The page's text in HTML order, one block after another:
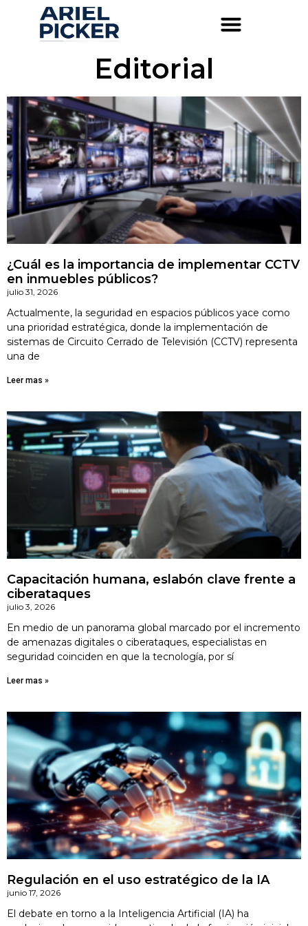
Editorial
¿Cuál es la importancia de implementar CCTV
en inmuebles públicos?
julio 31, 2026
Actualmente, la seguridad en espacios públicos yace como
una prioridad estratégica, donde la implementación de
sistemas de Circuito Cerrado de Televisión (CCTV) representa
una de
Leer mas »
Capacitación humana, eslabón clave frente a
ciberataques
julio 3, 2026
En medio de un panorama global marcado por el incremento
de amenazas digitales o ciberataques, especialistas en
seguridad coinciden en que la tecnología, por sí
Leer mas »
Regulación en el uso estratégico de la IA
junio 17, 2026
El debate en torno a la Inteligencia Artificial (IA) ha